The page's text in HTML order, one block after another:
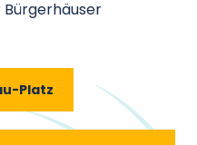
Bürgerhäuser
Platz